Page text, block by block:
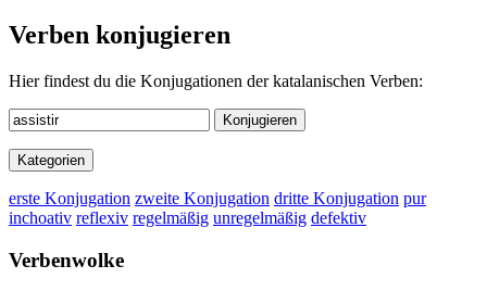
Verben konjugieren
Hier findest du die Konjugationen der katalanischen Verben:
Konjugieren
Kategorien
erste Konjugation zweite Konjugation dritte Konjugation pur
inchoativ reflexiv regelmäßig unregelmäßig defektiv
Verbenwolke